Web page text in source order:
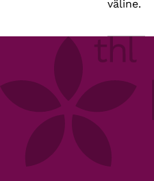
väline.